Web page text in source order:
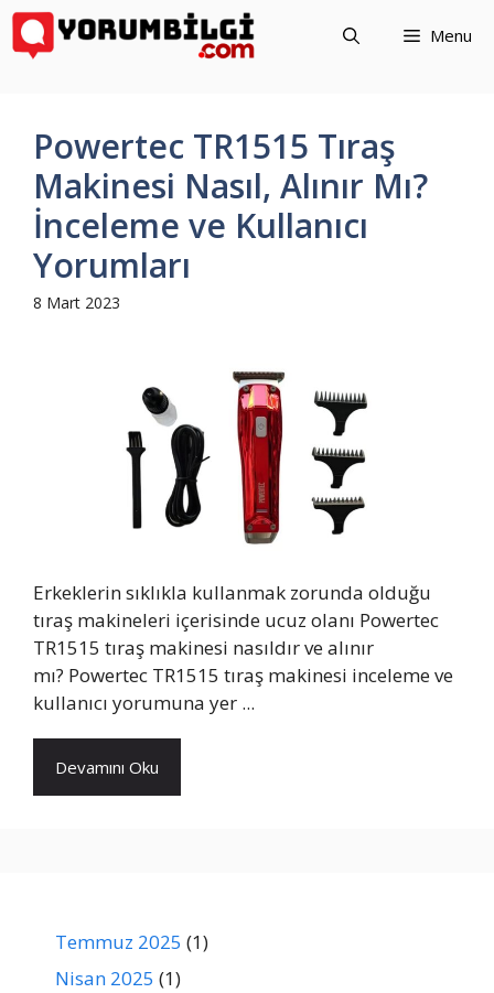
İçeriğe
atla
Menu
Powertec TR1515 Tıraş
Makinesi Nasıl, Alınır Mı?
İnceleme ve Kullanıcı
Yorumları
8 Mart 2023
Erkeklerin sıklıkla kullanmak zorunda olduğu
tıraş makineleri içerisinde ucuz olanı Powertec
TR1515 tıraş makinesi nasıldır ve alınır
mı? Powertec TR1515 tıraş makinesi inceleme ve
kullanıcı yorumuna yer ...
Devamını Oku
Temmuz 2025 (1)
Nisan 2025 (1)